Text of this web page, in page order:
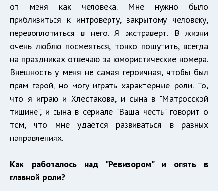
от меня как человека. Мне нужно было
приблизиться к интроверту, закрытому человеку,
перевоплотиться в него. Я экстраверт. В жизни
очень люблю посмеяться, тонко пошутить, всегда
на праздниках отвечаю за юмористические номера.
Внешность у меня не самая героичная, чтобы был
прям герой, но могу играть характерные роли. То,
что я играю и Хлестакова, и сына в "Матросской
тишине", и сына в сериале "Ваша честь" говорит о
том, что мне удаётся развиваться в разных
направлениях.
Как работалось над "Ревизором" и опять в
главной роли?